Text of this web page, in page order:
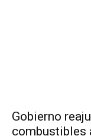
Gobierno
combustibles